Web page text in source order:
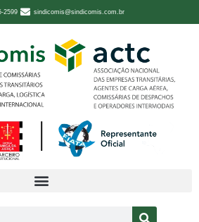
2599 sindicomis@sindicomis.com.br